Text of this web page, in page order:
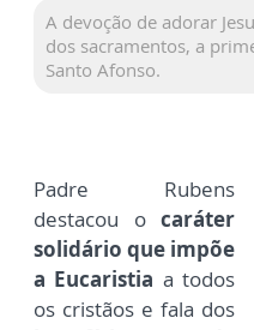
A devoção de adorar
dos sacramentos, a
Santo Afonso.
Padre Rubens
destacou o caráter
solidário que impõe
a Eucaristia a todos
os cristãos e fala dos